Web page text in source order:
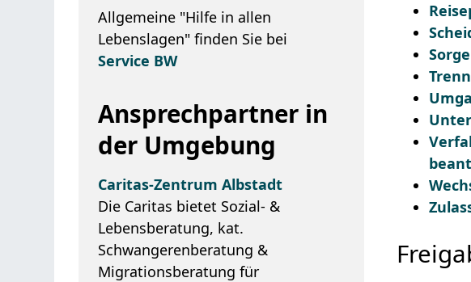
Allgemeine "Hilfe in allen
Lebenslagen" finden Sie bei
Service BW
Ansprechpartner in
der Umgebung
Caritas-Zentrum Albstadt
Die Caritas bietet Sozial- &
Lebensberatung, kat.
Schwangerenberatung &
Migrationsberatung für